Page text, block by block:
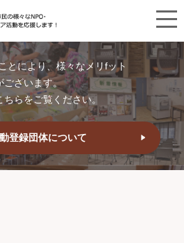
とにより、様々なメリfット
ございます。
らをご覧ください。
登録団体について